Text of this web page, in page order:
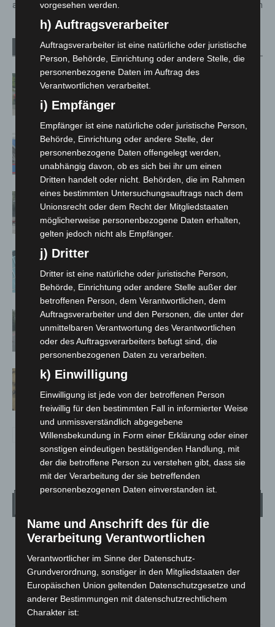
am Karfreitag Südbahn für Wartungsarbeiten
Verwandte Artikel Mehr vom Autor
Region Hannover: 21 neue
Kreuz
Mann läuft mit Hockeyschläger über
A7 – Polizei sucht Zeugen
Gasleitung bei McDonald’s-Umbau in
Langenhagen beschädigt
Anklage nach Abschaltung von
„Archetyp Market“ erhoben
Hannover: Polizei stoppt 166
Trunkenheitsfahrten bei
Großkontrolle
Hannover Klassik Open Air 2026:
Französische Oper im Maschpark
LANGENHAGEN
Mäßig Bewölkt
22.9° 24.1°
22.8°
vorgesehen werden.
h) Auftragsverarbeiter
Auftragsverarbeiter ist eine natürliche oder juristische
Person, Behörde, Einrichtung oder andere Stelle, die
personenbezogene Daten im Auftrag des
Verantwortlichen verarbeitet.
i) Empfänger
Empfänger ist eine natürliche oder juristische Person,
Behörde, Einrichtung oder andere Stelle, der
personenbezogene Daten offengelegt werden,
unabhängig davon, ob es sich bei ihr um einen
Dritten handelt oder nicht. Behörden, die im Rahmen
eines bestimmten Untersuchungsauftrags nach dem
Unionsrecht oder dem Recht der Mitgliedstaaten
möglicherweise personenbezogene Daten erhalten,
gelten jedoch nicht als Empfänger.
j) Dritter
Dritter ist eine natürliche oder juristische Person,
Behörde, Einrichtung oder andere Stelle außer der
betroffenen Person, dem Verantwortlichen, dem
Auftragsverarbeiter und den Personen, die unter der
unmittelbaren Verantwortung des Verantwortlichen
oder des Auftragsverarbeiters befugt sind, die
personenbezogenen Daten zu verarbeiten.
k) Einwilligung
Einwilligung ist jede von der betroffenen Person
freiwillig für den bestimmten Fall in informierter Weise
und unmissverständlich abgegebene
Willensbekundung in Form einer Erklärung oder einer
sonstigen eindeutigen bestätigenden Handlung, mit
der die betroffene Person zu verstehen gibt, dass sie
mit der Verarbeitung der sie betreffenden
personenbezogenen Daten einverstanden ist.
Name und Anschrift des für die
Verarbeitung Verantwortlichen
Verantwortlicher im Sinne der Datenschutz-
Grundverordnung, sonstiger in den Mitgliedstaaten der
Europäischen Union geltenden Datenschutzgesetze und
anderer Bestimmungen mit datenschutzrechtlichem
Charakter ist: